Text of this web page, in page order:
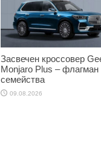
Засвечен кроссовер
Monjaro Plus – флагман
семейства
09.08.2026